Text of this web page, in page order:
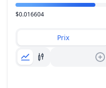
Plage de prix
$0.016604
Prix